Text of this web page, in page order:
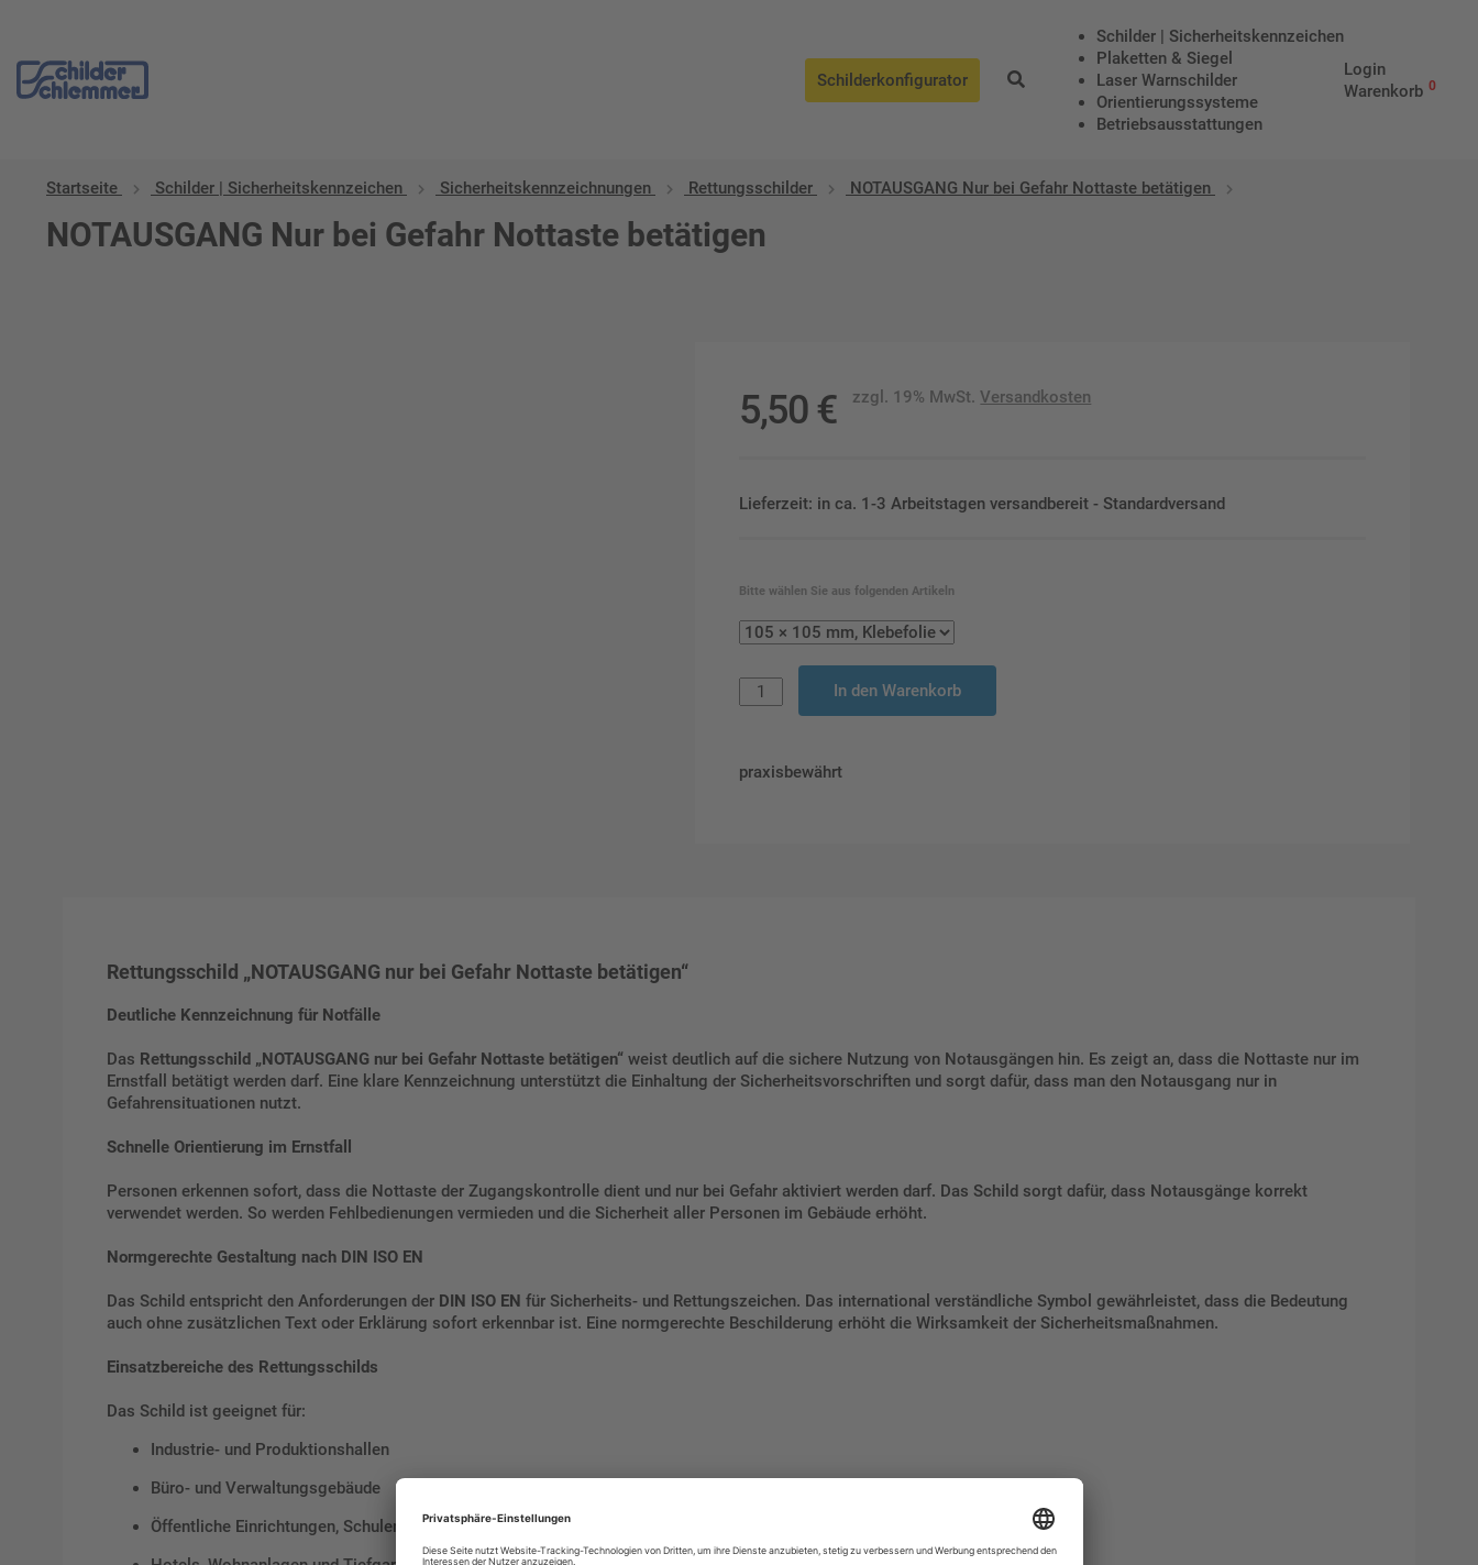
Schilderkonfigurator
Schilder | Sicherheitskennzeichen
Plaketten & Siegel
Laser Warnschilder
Orientierungssysteme
Betriebs­aus­stattungen
Login
Warenkorb 0
Startseite Schilder | Sicherheitskennzeichen Sicherheitskennzeichnungen Rettungsschilder NOTAUSGANG Nur bei Gefahr Nottaste betätigen
NOTAUSGANG Nur bei Gefahr Nottaste betätigen
5,50 € zzgl. 19% MwSt.Versandkosten
Lieferzeit: in ca. 1-3 Arbeitstagen versandbereit - Standardversand
Bitte wählen Sie aus folgenden Artikeln
In den Warenkorb
praxisbewährt
Rettungsschild „NOTAUSGANG nur bei Gefahr Nottaste betätigen“
Deutliche Kennzeichnung für Notfälle
Das Rettungsschild „NOTAUSGANG nur bei Gefahr Nottaste betätigen“ weist deutlich auf die sichere Nutzung von Notausgängen hin. Es zeigt an, dass die Nottaste nur im
Ernstfall betätigt werden darf. Eine klare Kennzeichnung unterstützt die Einhaltung der Sicherheitsvorschriften und sorgt dafür, dass man den Notausgang nur in
Gefahrensituationen nutzt.
Schnelle Orientierung im Ernstfall
Personen erkennen sofort, dass die Nottaste der Zugangskontrolle dient und nur bei Gefahr aktiviert werden darf. Das Schild sorgt dafür, dass Notausgänge korrekt
verwendet werden. So werden Fehlbedienungen vermieden und die Sicherheit aller Personen im Gebäude erhöht.
Normgerechte Gestaltung nach DIN ISO EN
Das Schild entspricht den Anforderungen der DIN ISO EN für Sicherheits- und Rettungszeichen. Das international verständliche Symbol gewährleistet, dass die Bedeutung
auch ohne zusätzlichen Text oder Erklärung sofort erkennbar ist. Eine normgerechte Beschilderung erhöht die Wirksamkeit der Sicherheitsmaßnahmen.
Einsatzbereiche des Rettungsschilds
Das Schild ist geeignet für:
Industrie- und Produktionshallen
Büro- und Verwaltungsgebäude
Öffentliche Einrichtungen, Schulen und Behörden